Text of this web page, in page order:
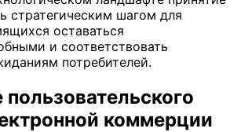
стратегическим шагом для
оставаться
и соответствовать
потребителей.
коммерции